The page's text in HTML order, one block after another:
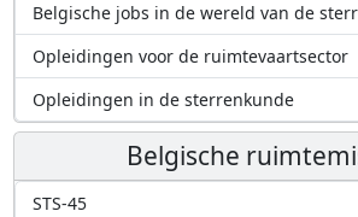
Belgische jobs in de wereld van de
Opleidingen voor de ruimtevaartsector
Opleidingen in de sterrenkunde
Belgische
STS-45